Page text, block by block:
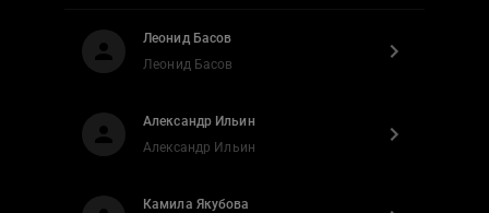
Леонид Басов
Леонид Басов
Александр Ильин
Александр Ильин
Камила Якубова